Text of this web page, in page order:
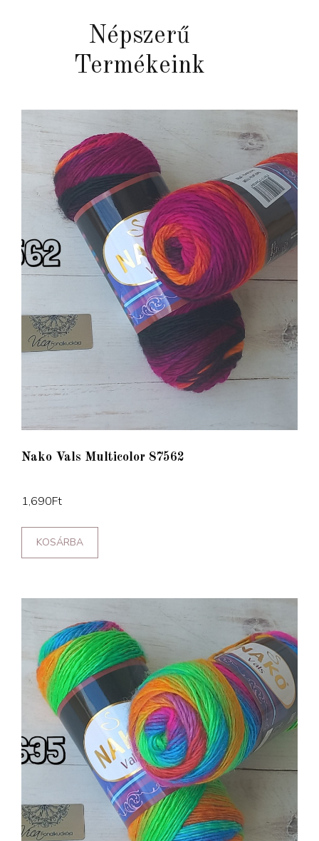
Népszerű
Termékeink
Nako Vals Multicolor 87562
1,690Ft
KOSÁRBA